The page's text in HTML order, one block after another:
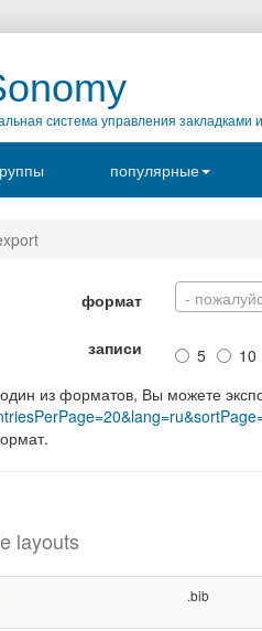
система управления закладками
популярные
формат -
записи 5 10
из форматов, Вы можете
layouts
.bib